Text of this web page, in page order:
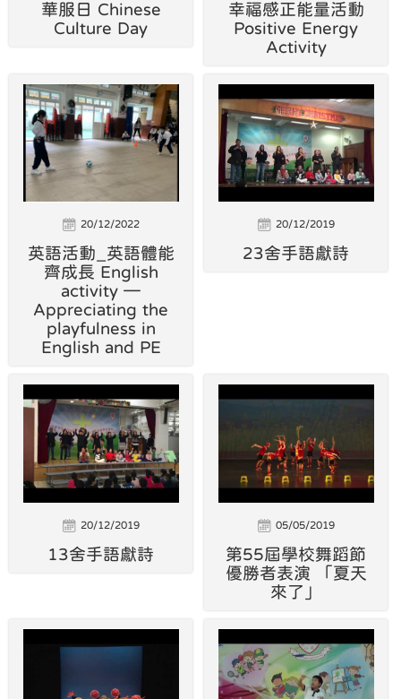
華服日 Chinese
Culture Day
幸福感正能量活動
Positive Energy
Activity
20/12/2022
英語活動_英語體能
齊成長 English
activity —
Appreciating the
playfulness in
English and PE
20/12/2019
23舍手語獻詩
20/12/2019
13舍手語獻詩
05/05/2019
第55屆學校舞蹈節
優勝者表演 「夏天
來了」